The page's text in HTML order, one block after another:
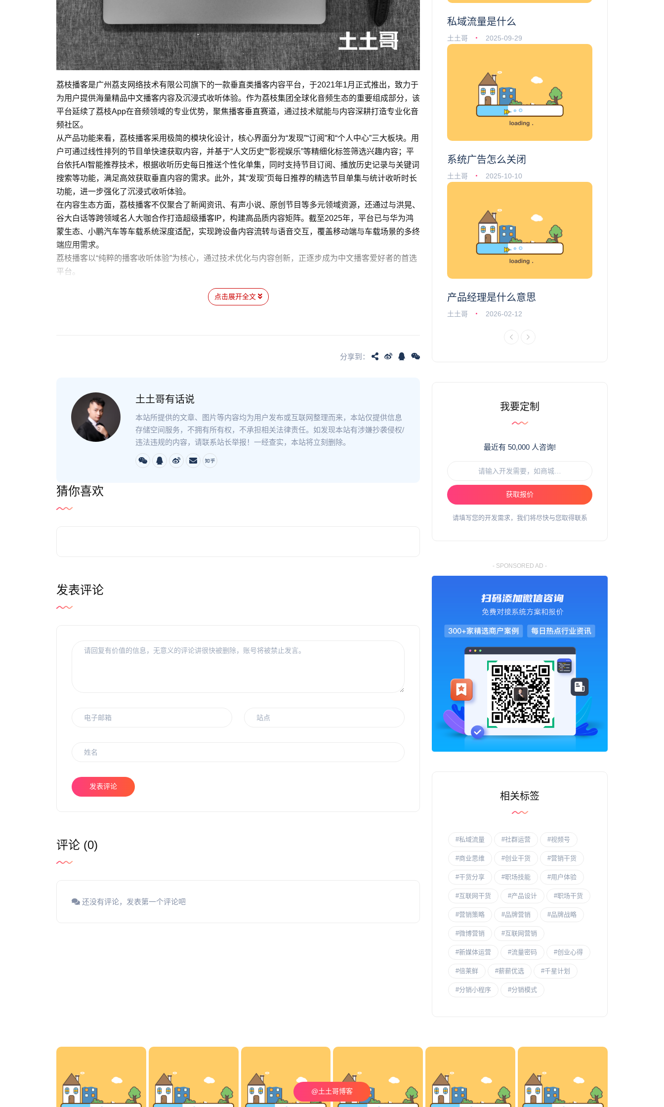
荔枝播客是广州荔支网络技术有限公司旗下的一款垂直类播客内容平台，于2021年1月正式推出，致力于
为用户提供海量精品中文播客内容及沉浸式收听体验。作为荔枝集团全球化音频生态的重要组成部分，该
平台延续了荔枝App在音频领域的专业优势，聚焦播客垂直赛道，通过技术赋能与内容深耕打造专业化音
频社区。
从产品功能来看，荔枝播客采用极简的模块化设计，核心界面分为“发现”“订阅”和“个人中心”三大板块。用
户可通过线性排列的节目单快速获取内容，并基于“人文历史”“影视娱乐”等精细化标签筛选兴趣内容；平
台依托AI智能推荐技术，根据收听历史每日推送个性化单集，同时支持节目订阅、播放历史记录与关键词
搜索等功能，满足高效获取垂直内容的需求。此外，其“发现”页每日推荐的精选节目单集与统计收听时长
功能，进一步强化了沉浸式收听体验。
在内容生态方面，荔枝播客不仅聚合了新闻资讯、有声小说、原创节目等多元领域资源，还通过与洪晃、
谷大白话等跨领域名人大咖合作打造超级播客IP，构建高品质内容矩阵。截至2025年，平台已与华为鸿
蒙生态、小鹏汽车等车载系统深度适配，实现跨设备内容流转与语音交互，覆盖移动端与车载场景的多终
端应用需求。
荔枝播客以“纯粹的播客收听体验”为核心，通过技术优化与内容创新，正逐步成为中文播客爱好者的首选
平台。
点击展开全文
分享到：
土土哥有话说
本站所提供的文章、图片等内容均为用户发布或互联网整理而来，本站仅提供信息
存储空间服务，不拥有所有权，不承担相关法律责任。如发现本站有涉嫌抄袭侵权/
违法违规的内容，请联系站长举报！一经查实，本站将立刻删除。
猜你喜欢
发表评论
发表评论
评论 (0)
还没有评论，发表第一个评论吧
私域流量是什么
土土哥 2025-09-29
系统广告怎么关闭
土土哥 2025-10-10
产品经理是什么意思
土土哥 2026-02-12
我要定制
最近有 50,000 人咨询!
获取报价
请填写您的开发需求，我们将尽快与您取得联系
- SPONSORED AD -
相关标签
#私域流量 #社群运营 #视频号
#商业思维 #创业干货 #营销干货
#干货分享 #职场技能 #用户体验
#互联网干货 #产品设计 #职场干货​
#营销策略 #品牌营销 #品牌战略
#微博营销 #互联网营销
#新媒体运营 #流量密码 #创业心得
#倍莱鲜 #薪薪优选 #千星计划
#分销小程序 #分销模式
@土土哥博客